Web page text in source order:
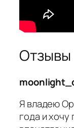
Отзывы
Я владею
года и хочу